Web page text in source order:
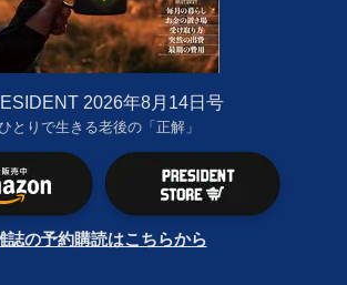
2026年8月14日号
とりで生きる老後の「正解」
誌の予約購読はこちらから